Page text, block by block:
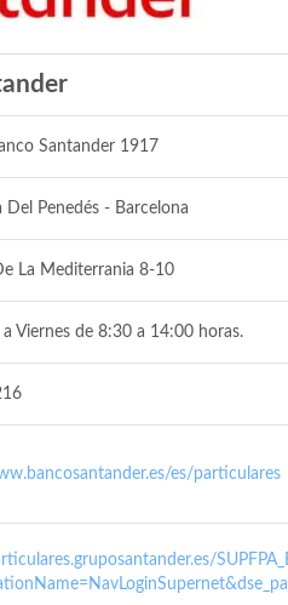
Santander 1917
Del Penedés - Barcelona
La Mediterrania 8-10
a Viernes de 8:30 a 14:00 horas.
es/particulares